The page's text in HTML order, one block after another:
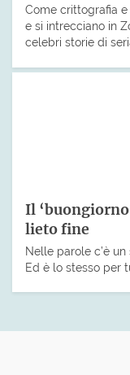
Come crittografia
e si intrecciano in
celebri storie di
Il
lieto fine
Nelle parole c’è
Ed è lo stesso per